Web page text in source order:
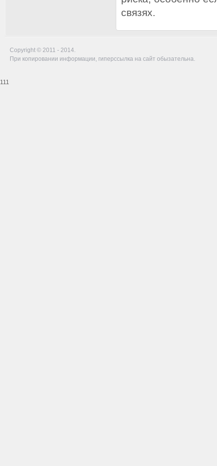
связях.
Copyright © 2011 - 2014.
При копировании информации, гиперссылка на сайт обызательна.
111